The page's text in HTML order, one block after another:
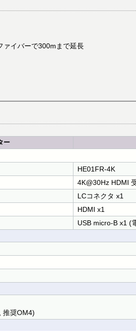
ァイバーで300mまで延長
ー
HE01FR-4K
4K@30Hz HDMI
LCコネクタ x1
HDMI x1
USB micro-B x1 (
推奨OM4)